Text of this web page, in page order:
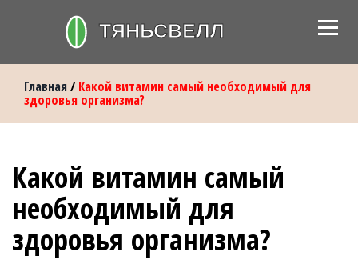
Главная/Какой витамин самый необходимый для
здоровья организма?
Какой витамин самый
необходимый для
здоровья организма?